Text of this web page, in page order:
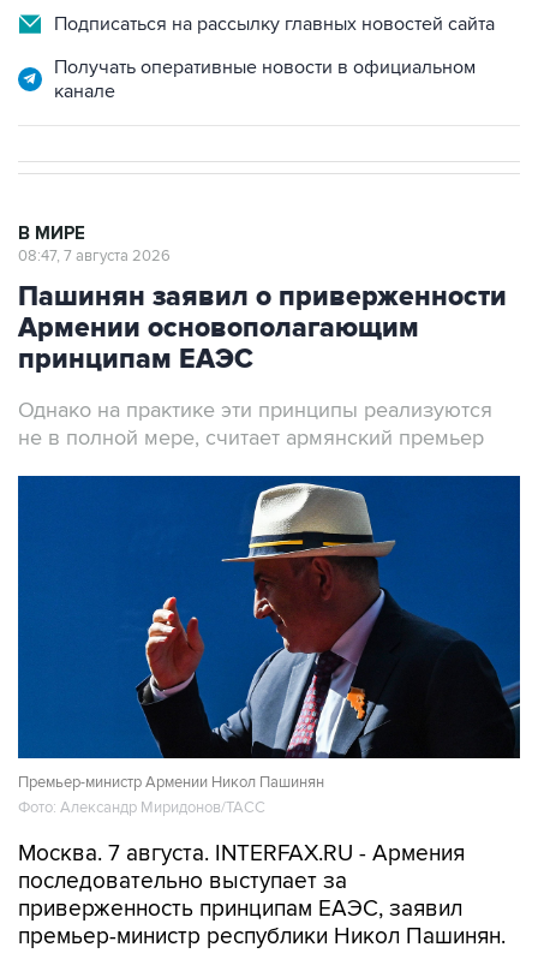
Получать оперативные новости в официальном
Пашинян заявил о приверженности
Армении основополагающим
принципам ЕАЭС
Однако на практике эти принципы реализуются
Премьер-министр Армении Никол Пашинян
Фото: Александр Миридонов/ТАСС
Москва. 7 августа. INTERFAX.RU - Армения
приверженность принципам ЕАЭС, заявил
премьер-министр республики Никол Пашинян.
"Для Армении укрепление сотрудничества с